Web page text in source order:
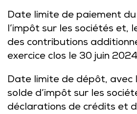
Date limite de paiement
l’impôt sur les sociétés et,
des contributions
exercice clos le 30 juin 2024
Date limite de dépôt, avec
solde d’impôt sur les
déclarations de crédits et